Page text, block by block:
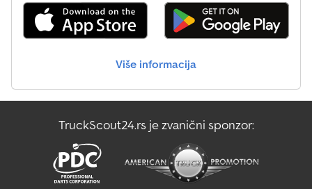
Više informacija
TruckScout24.rs je zvanični sponzor: